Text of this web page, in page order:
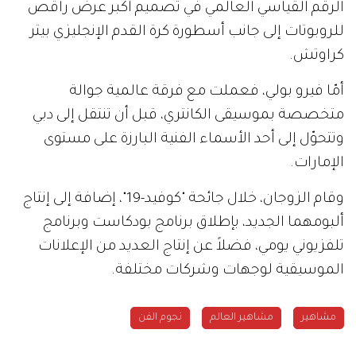
الرقم القياسي العالمي في تصميم أكبر عرض راقص
للروبوتات إلى جانب أسطورة كرة القدم الإنجليزي بيتر
كراوتش.
أمّا فيرو بولي، فعملت مع فرقة عالمية جوالة
متخصصة بموسيقى الكانتري، قبل أن تنتقل إلى دبي
وتتحوّل إلى أحد الأسماء الفنية البارزة على مستوى
الإمارات.
وقام الزوجان، خلال جائحة "كوفيد-19"، إضافة إلى إنتاج
ألبومهما الجديد، بإطلاق برنامج بودكاست وبرنامج
تلفزيوني يومي، فضلاً عن إنتاج العديد من الإعلانات
الموسيقية لوجهات وشركات مختلفة.
مشاهير مشاهير العالم نجوم الفن